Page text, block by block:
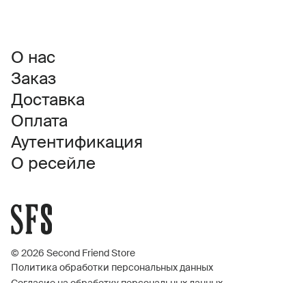
О нас
Заказ
Доставка
Оплата
Аутентификация
О ресейле
© 2026 Second Friend Store
Политика обработки персональных данных